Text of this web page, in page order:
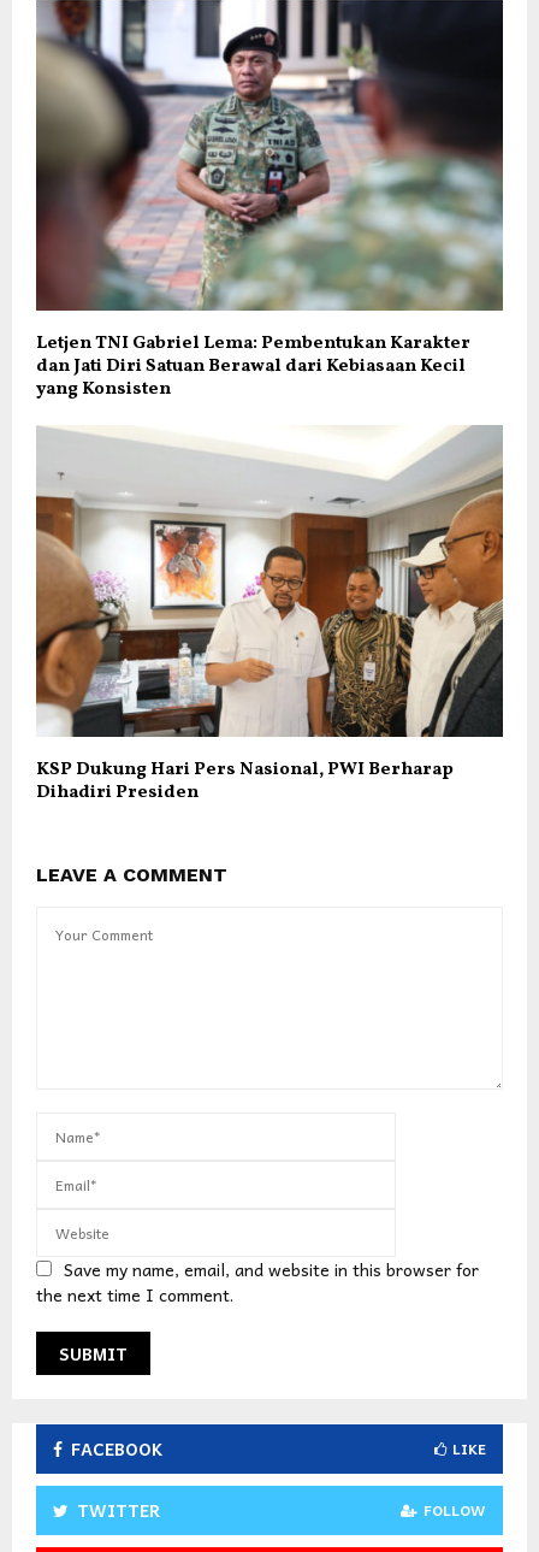
Letjen TNI Gabriel Lema: Pembentukan Karakter
dan Jati Diri Satuan Berawal dari Kebiasaan Kecil
yang Konsisten
KSP Dukung Hari Pers Nasional, PWI Berharap
Dihadiri Presiden
LEAVE A COMMENT
Save my name, email, and website in this browser for
the next time I comment.
FACEBOOK LIKE
TWITTER FOLLOW